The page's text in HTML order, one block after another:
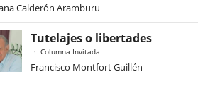
Calderón Aramburu
Tutelajes o libertades
Columna Invitada
Francisco Montfort Guillén